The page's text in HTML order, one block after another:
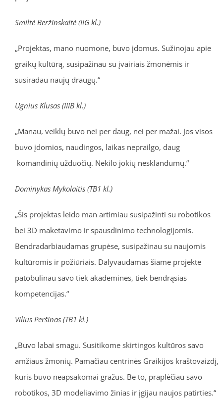
Smiltė Beržinskaitė (IIG kl.)
„Projektas, mano nuomone, buvo įdomus. Sužinojau apie
graikų kultūrą, susipažinau su įvairiais žmonėmis ir
susiradau naujų draugų.“
Ugnius Klusas (IIIB kl.)
„Manau, veiklų buvo nei per daug, nei per mažai. Jos visos
buvo įdomios, naudingos, laikas neprailgo, daug
komandinių užduočių. Nekilo jokių nesklandumų.“
Dominykas Mykolaitis (TB1 kl.)
„Šis projektas leido man artimiau susipažinti su robotikos
bei 3D maketavimo ir spausdinimo technologijomis.
Bendradarbiaudamas grupėse, susipažinau su naujomis
kultūromis ir požiūriais. Dalyvaudamas šiame projekte
patobulinau savo tiek akademines, tiek bendrąsias
kompetencijas.“
Vilius Peršinas (TB1 kl.)
„Buvo labai smagu. Susitikome skirtingos kultūros savo
amžiaus žmonių. Pamačiau centrinės Graikijos kraštovaizdį,
kuris buvo neapsakomai gražus. Be to, praplėčiau savo
robotikos, 3D modeliavimo žinias ir įgijau naujos patirties.“